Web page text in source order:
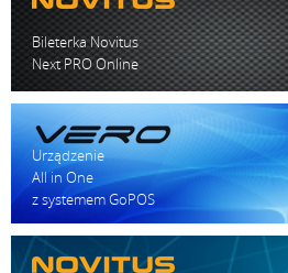
Bileterka Novitus
Next PRO Online
Urządzenie
All in One
z systemem GoPOS